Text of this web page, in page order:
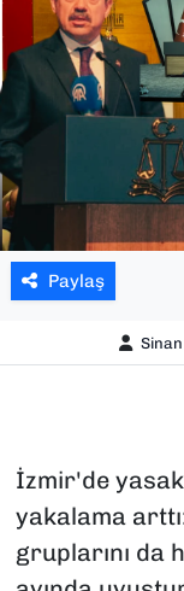
Paylaş
İzmir'de
yakalama
gruplarını da
TEKNOLOJİ
YAŞAM
YEREL